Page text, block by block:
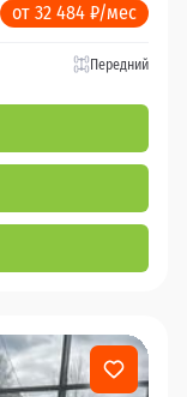
от 32 484 ₽/мес
Передний